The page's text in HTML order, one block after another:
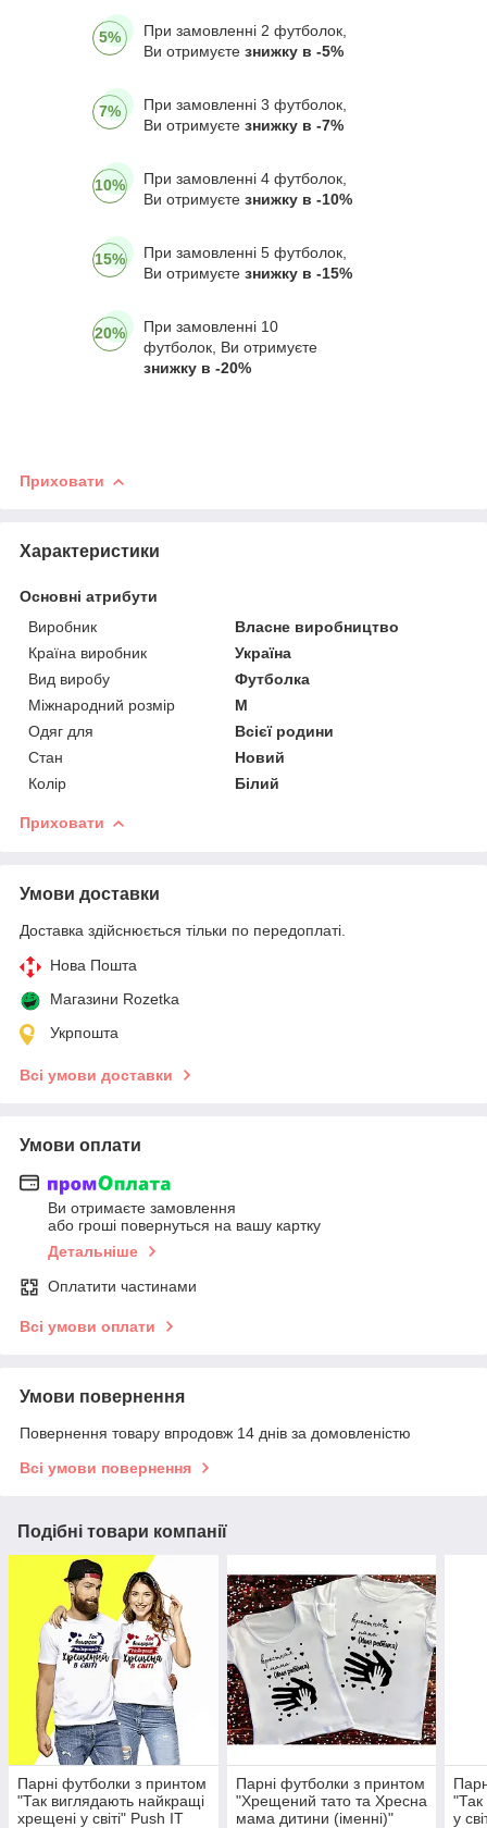
5%
При замовленні 2 футболок,
Ви отримуєте знижку в -5%
7%
При замовленні 3 футболок,
Ви отримуєте знижку в -7%
10%
При замовленні 4 футболок,
Ви отримуєте знижку в -10%
15%
При замовленні 5 футболок,
Ви отримуєте знижку в -15%
20%
При замовленні 10
футболок, Ви отримуєте
знижку в -20%
Приховати
Характеристики
Основні атрибути
Виробник
Власне виробництво
Країна виробник
Україна
Вид виробу
Футболка
Міжнародний розмір
M
Одяг для
Всієї родини
Стан
Новий
Колір
Білий
Приховати
Умови доставки
Доставка здійснюється тільки по передоплаті.
Нова Пошта
Магазини Rozetka
Укрпошта
Всі умови доставки
Умови оплати
Ви отримаєте замовлення
або гроші повернуться на вашу картку
Детальніше
Оплатити частинами
Всі умови оплати
Умови повернення
Повернення товару впродовж 14 днів за домовленістю
Всі умови повернення
Подібні товари компанії
Парні футболки з принтом
"Так виглядають найкращі
хрещені у світі" Push IT
Парні футболки з принтом
"Хрещений тато та Хресна
мама дитини (іменні)"
"Так
у